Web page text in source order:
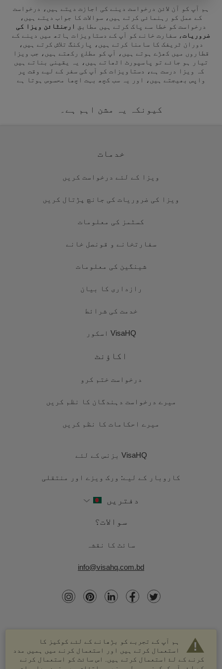
ہم آپ کو آن لائن درخواست دینے کی اجازت دیتے ہیں، درخواست
کے عمل کو رہنمائی کرتے ہیں، سوالات کا جواب دیتے ہیں،
درخواست کو خطا سے پاک کرتے ہیں مطابق
ارجنٹائن ویزا کی
ضروریات، سفارت خانے کو آپ کے دستاویزات ہاتھ میں دینے کے
دوران ٹریفک کا سامنا کرتے ہیں، پارکنگ تلاش کرتے ہیں،
قطاروں میں کھڑے ہوتے ہیں، آپ کو مطلع رکھتے ہیں، جب ویزا
تیار ہو جائے تو پاسپورٹ اٹھاتے ہیں، یہ یقینی بناتے ہیں
کہ ویزا درست ہے، دستاویزات کو آپ کی سفر کے لیے وقت پر
واپس بھیجتے ہیں، اور یہ سب کچھ بہت اچھا محسوس ہوتا ہے
کیونکہ یہ مشن اہم ہے۔
ہم آپ کے تجربے کو بڑھانے کے لئے کوکیز کا
استعمال کرتے ہیں اور استعمال کرنے میں ہمیں مدد
کرنے کے لۓ استعمال کرتے ہیں. اس سائٹ کو استعمال کرنے
خدمات
ویزا کے لئے درخواست کریں
ویزا کی ضروریات کی جانچ پڑتال کریں
کسٹمز کی معلومات
سفارتخانے و قونصل خانے
شینگین کی معلومات
رازداری کا بیان
خدمت کی شرائط
VisaHQ اسکور
اکاؤنٹ
درخواست ختم کرو
میرے درخواست دہندگان کا نظم کریں
میرے احکامات کا نظم کریں
VisaHQ بزنس کے لئے
کاروبار کے لیے: ورک ویزے اور منتقلی
دفتریں
سوالات؟
سائٹ کا نقشہ
info@visahq.com.bd